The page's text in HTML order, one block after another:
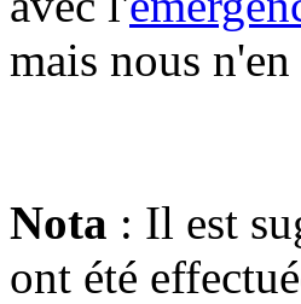
mais nous
Nota : Il est
ont été